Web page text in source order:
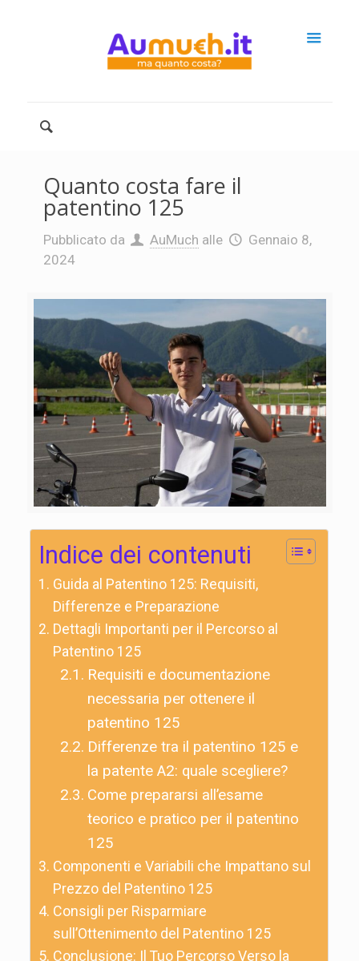
Quanto costa fare il
patentino 125
Pubblicato da AuMuch alle
Gennaio 8,
2024
Indice dei contenuti
Guida al Patentino 125: Requisiti,
Differenze e Preparazione
Dettagli Importanti per il Percorso al
Patentino 125
Requisiti e documentazione
necessaria per ottenere il
patentino 125
Differenze tra il patentino 125 e
la patente A2: quale scegliere?
Come prepararsi all’esame
teorico e pratico per il patentino
125
Componenti e Variabili che Impattano sul
Prezzo del Patentino 125
Consigli per Risparmiare
sull’Ottenimento del Patentino 125
Conclusione: Il Tuo Percorso Verso la